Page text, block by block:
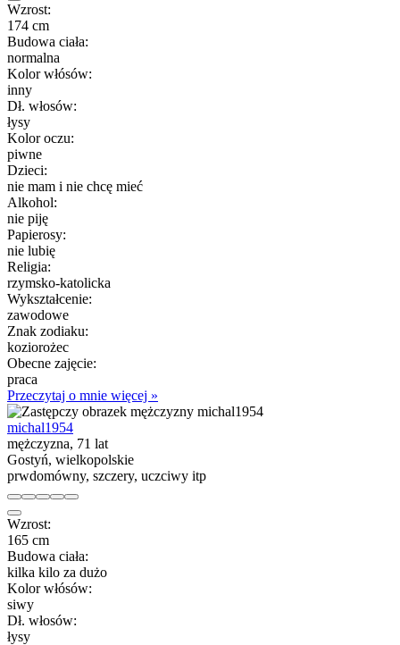
Wzrost:
174 cm
Budowa ciała:
normalna
Kolor włósów:
inny
Dł. włosów:
łysy
Kolor oczu:
piwne
Dzieci:
nie mam i nie chcę mieć
Alkohol:
nie piję
Papierosy:
nie lubię
Religia:
rzymsko-katolicka
Wykształcenie:
zawodowe
Znak zodiaku:
koziorożec
Obecne zajęcie:
praca
Przeczytaj o mnie więcej »
michal1954
mężczyzna, 71 lat
Gostyń, wielkopolskie
prwdomówny, szczery, uczciwy itp
Wzrost:
165 cm
Budowa ciała:
kilka kilo za dużo
Kolor włósów:
siwy
Dł. włosów:
łysy